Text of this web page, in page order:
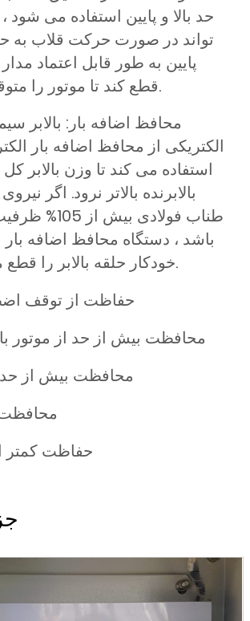
حد بالا و پایین استفاده می شود
تواند در صورت حرکت قلاب به حد
پایین به طور قابل اعتماد
قطع کند تا موتور را متوقف کند.
محافظ اضافه بار: بالابر
الکتریکی از محافظ اضافه بار
استفاده می کند تا وزن بالابر
بالابرنده بالاتر نرود. اگر
طناب فولادی بیش
باشد ، دستگاه محافظ اضافه بار
خودکار حلقه بالابر را قطع می کند.
حفاظت از توقف
محافظت بیش از حد از موتور
محافظت بیش از
محافظت
حفاظت کمتر